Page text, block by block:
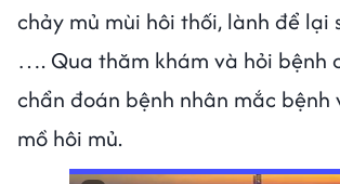
chảy mủ mùi hôi thối, lành để lại
…. Qua thăm khám và hỏi bệnh
chẩn đoán bệnh nhân mắc bệnh
mồ hôi mủ.